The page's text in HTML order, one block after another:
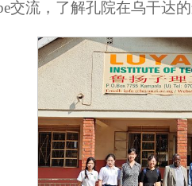
交流，了解孔院在乌干达